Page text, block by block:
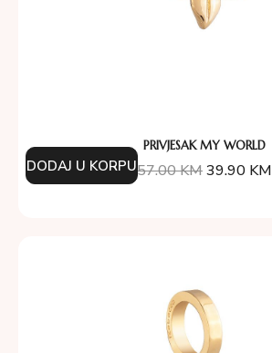
PRIVJESAK MY WORLD
57.00KM39.90 KM
DODAJ U KORPU